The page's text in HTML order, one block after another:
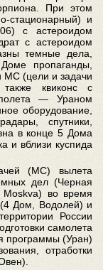
При этом
стационарный) и
с астероидом
с астероидом
темные дела,
пропаганды,
МС (цели и задачи
квиконс с
— Ураном
оборудование,
спутники,
в конце 5 Дома
и вблизи куспида
(МС) вылета
дел (Черная
во время
Дом, Водолей) и
России
самолета
программы (Уран)
отработки